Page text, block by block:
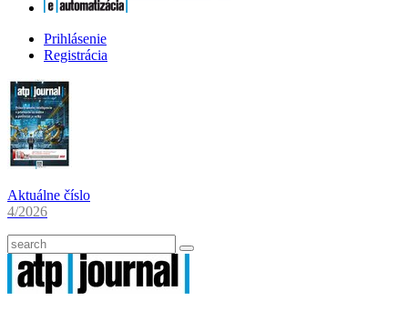
Prihlásenie
Registrácia
Aktuálne číslo
4/2026